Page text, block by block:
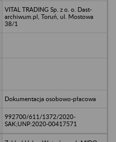
VITAL TRADING Sp. z o. o. Dast-
archiwum.pl, Toruń, ul. Mostowa
38/1
Dokumentacja osobowo-płacowa
992700/611/1372/2020-
SAK;UNP:2020-00417571